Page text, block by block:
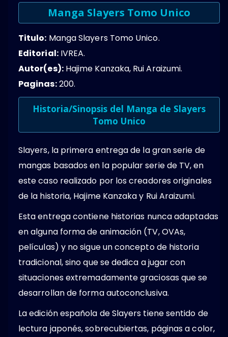
Manga Slayers Tomo Unico
Titulo: Manga Slayers Tomo Unico.
Editorial:IVREA.
Autor(es):Hajime Kanzaka, Rui Araizumi.
Paginas:200.
Historia/Sinopsis del Manga de Slayers
Tomo Unico
Slayers, la primera entrega de la gran serie de
mangas basados en la popular serie de TV, en
este caso realizado por los creadores originales
de la historia, Hajime Kanzaka y Rui Araizumi.
Esta entrega contiene historias nunca adaptadas
en alguna forma de animación (TV, OVAs,
películas) y no sigue un concepto de historia
tradicional, sino que se dedica a jugar con
situaciones extremadamente graciosas que se
desarrollan de forma autoconclusiva.
La edición española de Slayers tiene sentido de
lectura japonés, sobrecubiertas, páginas a color,